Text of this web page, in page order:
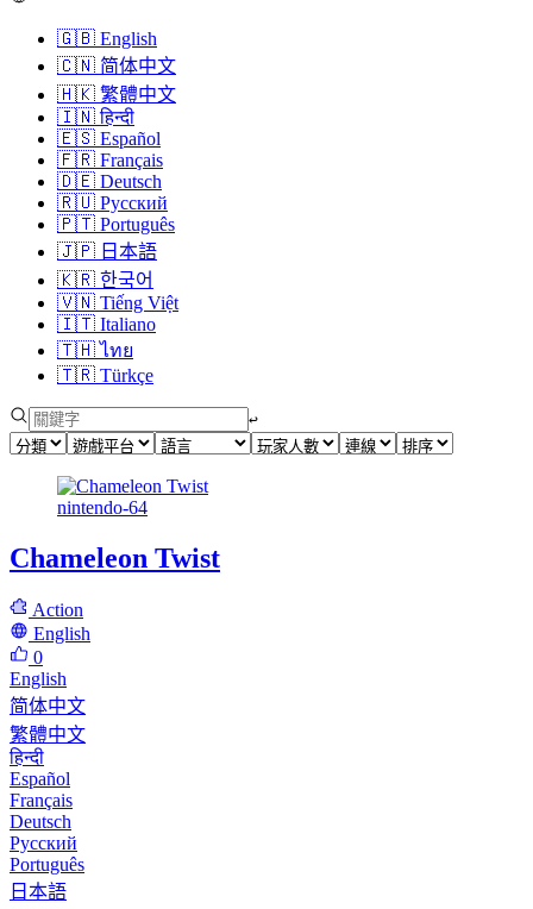
🇬🇧 English
🇨🇳 简体中文
🇭🇰 繁體中文
🇮🇳 हिन्दी
🇪🇸 Español
🇫🇷 Français
🇩🇪 Deutsch
🇷🇺 Русский
🇵🇹 Português
🇯🇵 日本語
🇰🇷 한국어
🇻🇳 Tiếng Việt
🇮🇹 Italiano
🇹🇭 ไทย
🇹🇷 Türkçe
↩︎
nintendo-64
Chameleon Twist
Action
English
0
English
简体中文
繁體中文
हिन्दी
Español
Français
Deutsch
Русский
Português
日本語